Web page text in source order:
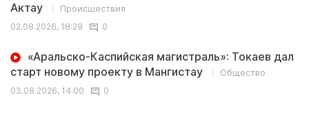
Актау
Происшествия
02.08.2026, 18:29
0
«Аральско-Каспийская магистраль»: Токаев дал
старт новому проекту в Мангистау
Общество
03.08.2026, 14:00
0